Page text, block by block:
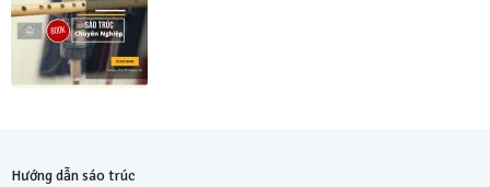
Hướng dẫn sáo trúc